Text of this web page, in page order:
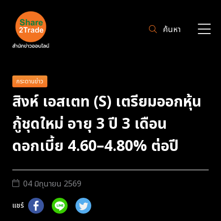
ค้นหา
กระดานข่าว
สิงห์ เอสเตท (S) เตรียมออกหุ้น
กู้ชุดใหม่ อายุ 3 ปี 3 เดือน
ดอกเบี้ย 4.60–4.80% ต่อปี
04 มิถุนายน 2569
แชร์